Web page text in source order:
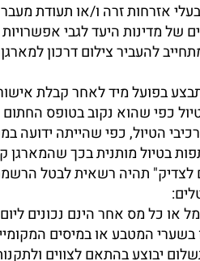
בעלי אזרחות זרה ו/או תעודת
של מדינות היעד לגבי
כפי שהוא נקוב בטופס
הטיול, כפי שהייתה ידועה
או כל מס אחר הינם נכונים
בשערי המטבע או במיסים
יבוצע בהתאם לצווים